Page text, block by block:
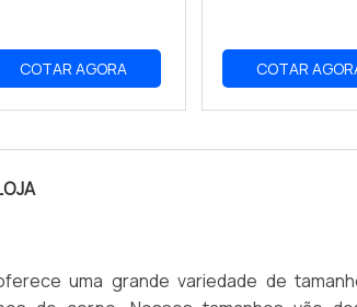
COTAR AGORA COTAR
uma grande variedade de